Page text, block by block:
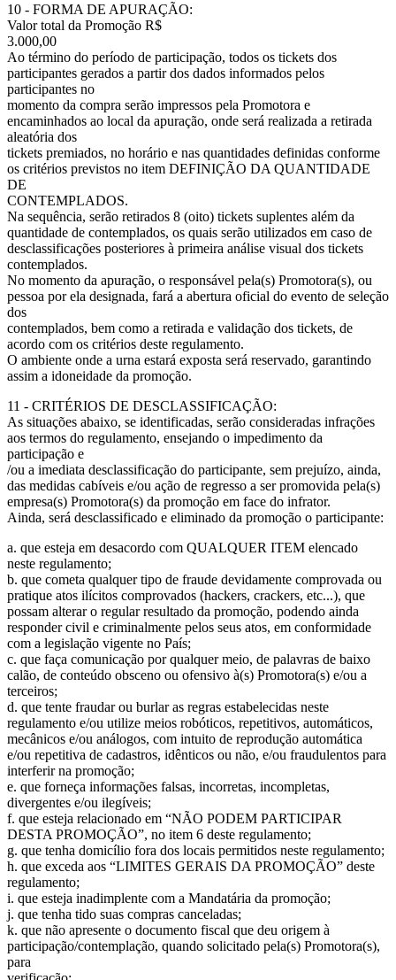
10 - FORMA DE APURAÇÃO:
Valor total da Promoção R$
3.000,00
Ao término do período de participação, todos os tickets dos
participantes gerados a partir dos dados informados pelos
participantes no
momento da compra serão impressos pela Promotora e
encaminhados ao local da apuração, onde será realizada a retirada
aleatória dos
tickets premiados, no horário e nas quantidades definidas conforme
os critérios previstos no item DEFINIÇÃO DA QUANTIDADE
DE
CONTEMPLADOS.
Na sequência, serão retirados 8 (oito) tickets suplentes além da
quantidade de contemplados, os quais serão utilizados em caso de
desclassificações posteriores à primeira análise visual dos tickets
contemplados.
No momento da apuração, o responsável pela(s) Promotora(s), ou
pessoa por ela designada, fará a abertura oficial do evento de seleção
dos
contemplados, bem como a retirada e validação dos tickets, de
acordo com os critérios deste regulamento.
O ambiente onde a urna estará exposta será reservado, garantindo
assim a idoneidade da promoção.
11 - CRITÉRIOS DE DESCLASSIFICAÇÃO:
As situações abaixo, se identificadas, serão consideradas infrações
aos termos do regulamento, ensejando o impedimento da
participação e
/ou a imediata desclassificação do participante, sem prejuízo, ainda,
das medidas cabíveis e/ou ação de regresso a ser promovida pela(s)
empresa(s) Promotora(s) da promoção em face do infrator.
Ainda, será desclassificado e eliminado da promoção o participante:
a. que esteja em desacordo com QUALQUER ITEM elencado
neste regulamento;
b. que cometa qualquer tipo de fraude devidamente comprovada ou
pratique atos ilícitos comprovados (hackers, crackers, etc...), que
possam alterar o regular resultado da promoção, podendo ainda
responder civil e criminalmente pelos seus atos, em conformidade
com a legislação vigente no País;
c. que faça comunicação por qualquer meio, de palavras de baixo
calão, de conteúdo obsceno ou ofensivo à(s) Promotora(s) e/ou a
terceiros;
d. que tente fraudar ou burlar as regras estabelecidas neste
regulamento e/ou utilize meios robóticos, repetitivos, automáticos,
mecânicos e/ou análogos, com intuito de reprodução automática
e/ou repetitiva de cadastros, idênticos ou não, e/ou fraudulentos para
interferir na promoção;
e. que forneça informações falsas, incorretas, incompletas,
divergentes e/ou ilegíveis;
f. que esteja relacionado em “NÃO PODEM PARTICIPAR
DESTA PROMOÇÃO”, no item 6 deste regulamento;
g. que tenha domicílio fora dos locais permitidos neste regulamento;
h. que exceda aos “LIMITES GERAIS DA PROMOÇÃO” deste
regulamento;
i. que esteja inadimplente com a Mandatária da promoção;
j. que tenha tido suas compras canceladas;
k. que não apresente o documento fiscal que deu origem à
participação/contemplação, quando solicitado pela(s) Promotora(s),
para